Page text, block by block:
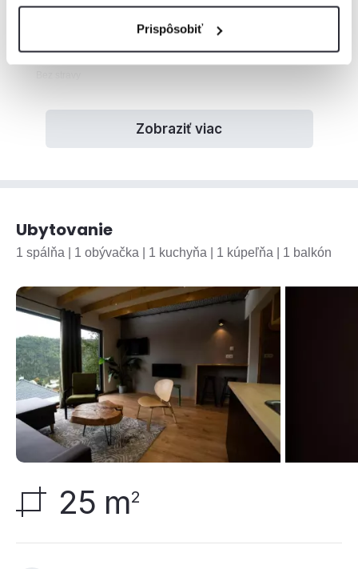
Prispôsobiť
Zobraziť viac
Ubytovanie
1 spálňa | 1 obývačka | 1 kuchyňa | 1 kúpeľňa | 1 balkón
25 m2